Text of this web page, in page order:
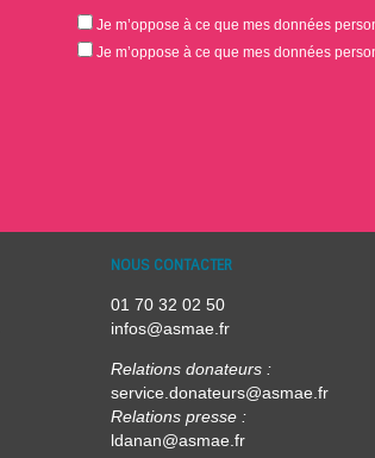
Je m’oppose à ce que mes données
Je m’oppose à ce que mes données
NOUS CONTACTER
01 70 32 02 50
infos@asmae.fr
Relations donateurs :
service.donateurs@asmae.fr
Relations presse :
ldanan@asmae.fr